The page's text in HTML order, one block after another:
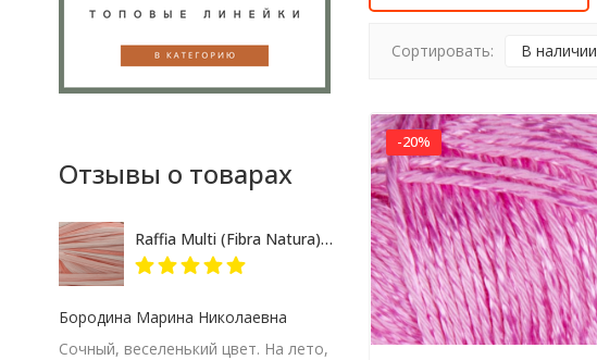
Сортировать: В наличии
-20%
Отзывы о товарах
Raffia Multi (Fibra Natura) 117-17 розово-кремовый меланж, пряжа 35г
Бородина Марина Николаевна
Сочный, веселенький цвет. На лето,